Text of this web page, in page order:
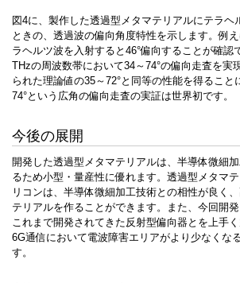
図4に、製作した透過型メタマテリアルにテラヘ
ときの、透過波の偏向角度特性を示します。例
ラヘルツ波を入射すると46°偏向することが確認
THzの周波数帯において34～74°の偏向走査を実
られた理論値の35～72°と同等の性能を得ること
74°という広角の偏向走査の実証は世界初です。
今後の展開
開発した透過型メタマテリアルは、半導体微細
るため小型・量産性に優れます。透過型メタマ
リコンは、半導体微細加工技術との相性が良く
テリアルを作ることができます。また、今回開発
これまで開発されてきた反射型偏向器とを上手く
6G通信において電波障害エリアがより少なくな
す。